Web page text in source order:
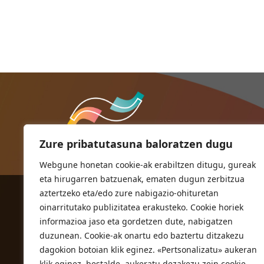
Zure pribatutasuna baloratzen dugu
Webgune honetan cookie-ak erabiltzen ditugu, gureak
eta hirugarren batzuenak, ematen dugun zerbitzua
aztertzeko eta/edo zure nabigazio-ohituretan
oinarritutako publizitatea erakusteko. Cookie horiek
informazioa jaso eta gordetzen dute, nabigatzen
duzunean. Cookie-ak onartu edo baztertu ditzakezu
dagokion botoian klik eginez. «Pertsonalizatu» aukeran
ORIOKO UDALA
Herriko plaza,1
20810 Orio (Gipuzkoa)
T. 943 83 03 46